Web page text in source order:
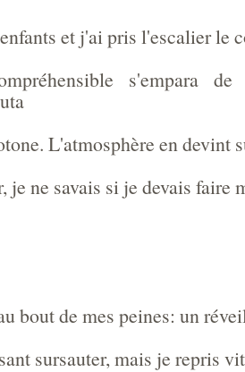
et j'ai pris l'escalier le
s'empara
L'atmosphère en devint
je ne savais si je devais faire
bout de mes peines: un
sursauter, mais je repris